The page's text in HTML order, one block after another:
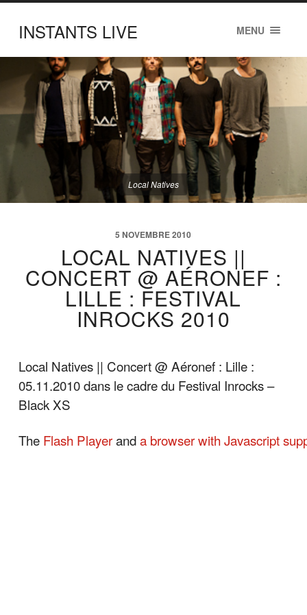
INSTANTS LIVE MENU
Local Natives
5 NOVEMBRE 2010
LOCAL NATIVES ||
CONCERT @ AÉRONEF :
LILLE : FESTIVAL
INROCKS 2010
Local Natives || Concert @ Aéronef : Lille :
05.11.2010 dans le cadre du Festival Inrocks –
Black XS
The Flash Playeranda browser with Javascript